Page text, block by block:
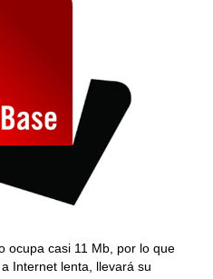
ocupa casi 11 Mb, por lo que
Internet lenta, llevará su